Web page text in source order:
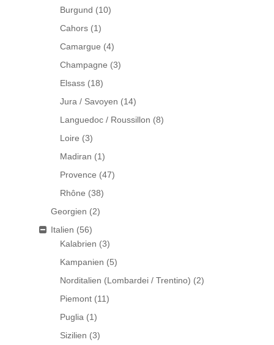
Burgund (10)
Cahors (1)
Camargue (4)
Champagne (3)
Elsass (18)
Jura / Savoyen (14)
Languedoc / Roussillon (8)
Loire (3)
Madiran (1)
Provence (47)
Rhône (38)
Georgien (2)
Italien (56)
Kalabrien (3)
Kampanien (5)
Norditalien (Lombardei / Trentino) (2)
Piemont (11)
Puglia (1)
Sizilien (3)